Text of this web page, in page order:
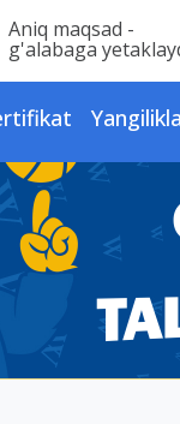
Aniq maqsad -
g'alabaga